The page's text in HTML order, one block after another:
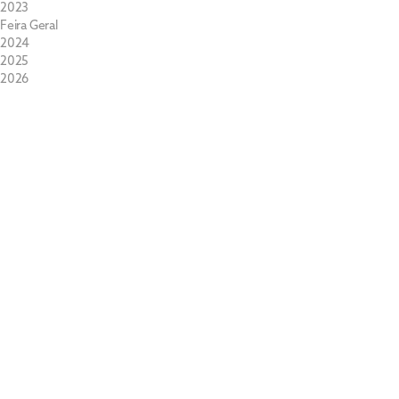
2023
Feira Geral
2024
2025
2026